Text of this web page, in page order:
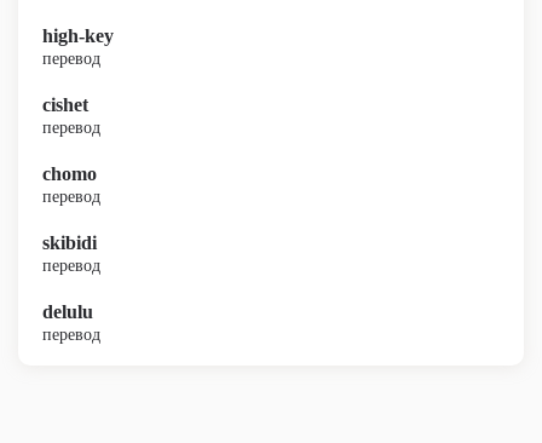
high-key
перевод
cishet
перевод
chomo
перевод
skibidi
перевод
delulu
перевод